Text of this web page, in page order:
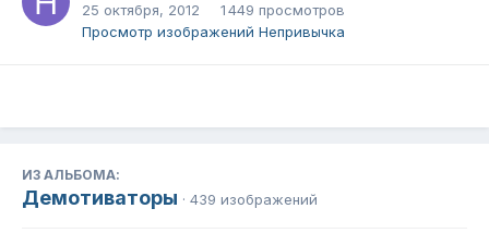
25 октября, 2012
1 449 просмотров
Просмотр изображений Непривычка
ИЗ АЛЬБОМА:
Демотиваторы · 439 изображений